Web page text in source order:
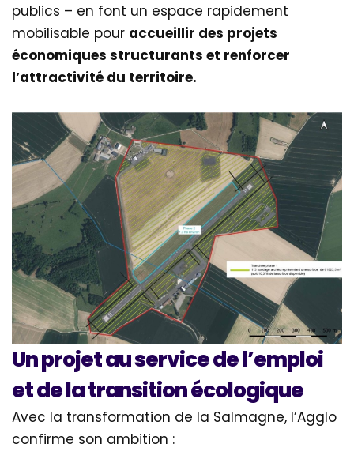
publics – en font un espace rapidement
mobilisable pour accueillir des projets
économiques structurants et renforcer
l’attractivité du territoire.
Un projet au service de l’emploi
et de la transition écologique
Avec la transformation de la Salmagne, l’Agglo
confirme son ambition :